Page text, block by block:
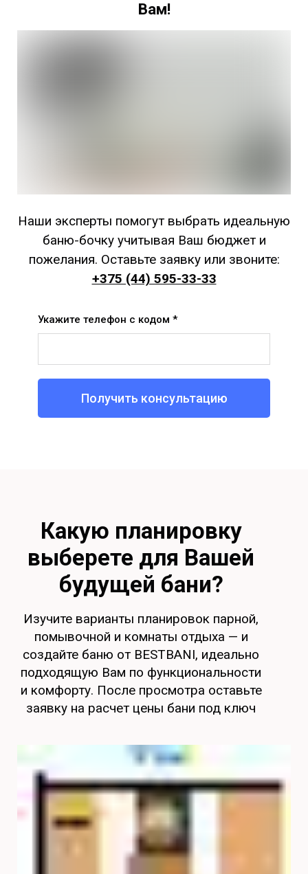
Вам!
Наши эксперты помогут выбрать идеальную
баню-бочку учитывая Ваш бюджет и
пожелания. Оставьте заявку или звоните:
+375 (44) 595-33-33
Укажите телефон с кодом *
Получить консультацию
Изучите варианты планировок парной,
помывочной и комнаты отдыха — и
создайте баню от BESTBANI, идеально
подходящую Вам по функциональности
и комфорту. После просмотра оставьте
заявку на расчет цены бани под ключ
Какую планировку
выберете для Вашей
будущей бани?